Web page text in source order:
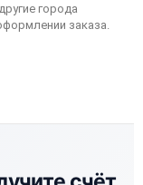
города
заказа.